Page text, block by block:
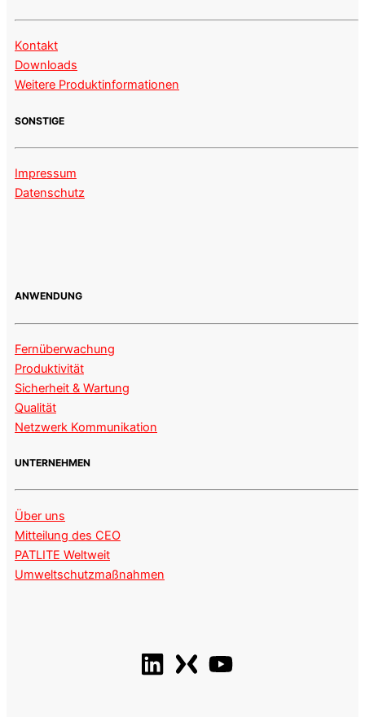
Kontakt
Downloads
Weitere Produktinformationen
SONSTIGE
Impressum
Datenschutz
ANWENDUNG
Fernüberwachung
Produktivität
Sicherheit & Wartung
Qualität
Netzwerk Kommunikation
UNTERNEHMEN
Über uns
Mitteilung des CEO
PATLITE Weltweit
Umweltschutzmaßnahmen